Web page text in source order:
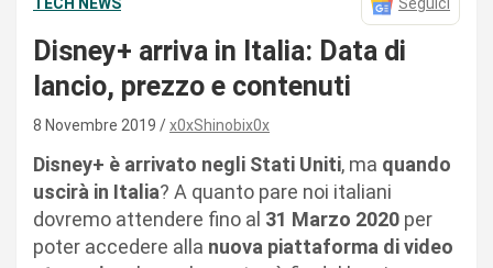
TECH NEWS Seguici
Disney+ arriva in Italia: Data di
lancio, prezzo e contenuti
8 Novembre 2019 x0xShinobix0x
Disney+ è arrivato negli Stati Uniti, ma quando
uscirà in Italia? A quanto pare noi italiani
dovremo attendere fino al 31 Marzo 2020 per
poter accedere alla nuova piattaforma di video